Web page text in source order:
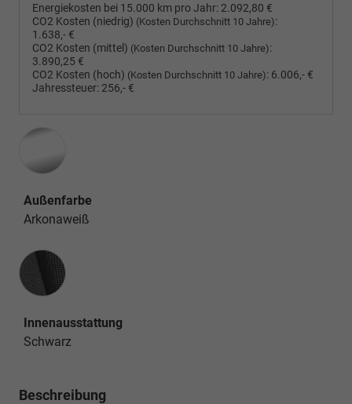
Energiekosten bei 15.000 km pro Jahr: 2.092,80 €
CO2 Kosten (niedrig) (Kosten Durchschnitt 10 Jahre):
1.638,- €
CO2 Kosten (mittel) (Kosten Durchschnitt 10 Jahre):
3.890,25 €
CO2 Kosten (hoch) (Kosten Durchschnitt 10 Jahre): 6.006,- €
Jahressteuer: 256,- €
Außenfarbe
Arkonaweiß
Innenausstattung
Innenausstattung
Schwarz
Beschreibung